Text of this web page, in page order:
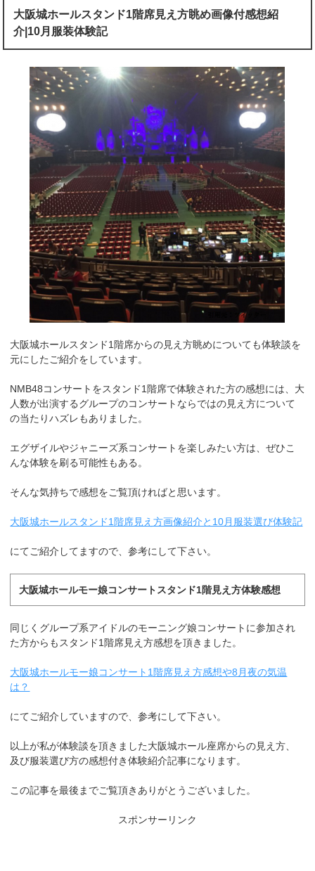
大阪城ホールスタンド1階席見え方眺め画像付感想紹
介|10月服装体験記
大阪城ホールスタンド1階席からの見え方眺めについても体験談を
元にしたご紹介をしています。
NMB48コンサートをスタンド1階席で体験された方の感想には、大
人数が出演するグループのコンサートならではの見え方について
の当たりハズレもありました。
エグザイルやジャニーズ系コンサートを楽しみたい方は、ぜひこ
んな体験を刷る可能性もある。
そんな気持ちで感想をご覧頂ければと思います。
大阪城ホールスタンド1階席見え方画像紹介と10月服装選び体験記
にてご紹介してますので、参考にして下さい。
大阪城ホールモー娘コンサートスタンド1階見え方体験感想
同じくグループ系アイドルのモーニング娘コンサートに参加され
た方からもスタンド1階席見え方感想を頂きました。
大阪城ホールモー娘コンサート1階席見え方感想や8月夜の気温
は？
にてご紹介していますので、参考にして下さい。
以上が私が体験談を頂きました大阪城ホール座席からの見え方、
及び服装選び方の感想付き体験紹介記事になります。
この記事を最後までご覧頂きありがとうございました。
スポンサーリンク